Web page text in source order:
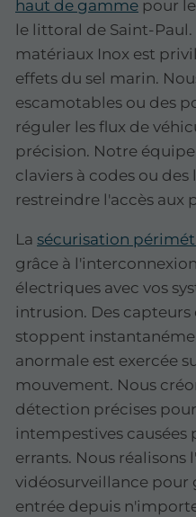
haut de gamme pour
le littoral de Saint-
matériaux Inox est
effets du sel marin.
escamotables ou des
réguler les flux de
précision. Notre
claviers à codes ou
restreindre l'accès aux
La sécurisation
grâce à
électriques avec vos
intrusion. Des capteurs
stoppent
anormale est exercée
mouvement. Nous
détection précises
intempestives causées
errants. Nous réalisons
vidéosurveillance
entrée depuis